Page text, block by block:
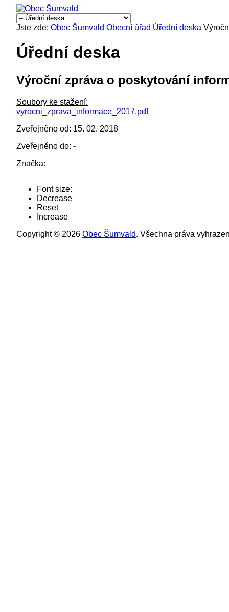
Jste zde:Obec Šumvald Obecní úřad Úřední deska
Úřední deska
Výroční zpráva o poskytování
Soubory ke stažení:
vyrocni_zprava_informace_2017.pdf
Zveřejněno od: 15. 02. 2018
Zveřejněno do: -
Značka:
Font size:
Decrease
Reset
Increase
Copyright © 2026Obec Šumvald. Všechna práva